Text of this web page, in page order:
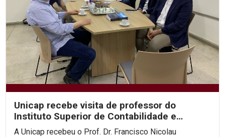
Unicap recebe visita de professor do
Instituto Superior de Contabilidade e
Administração de Lisboa
A Unicap recebeu o Prof. Dr. Francisco Nicolau